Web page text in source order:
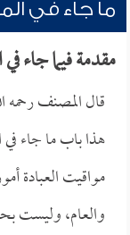
ما جاء في
مقدمة فيما جاء
قال المصنف رحمه
هذا باب ما جاء
مواقيت العبادة
والعام، وليست